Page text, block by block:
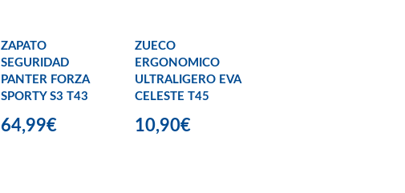
ZAPATO
SEGURIDAD
PANTER FORZA
SPORTY S3 T43
64,99€
ZUECO
ERGONOMICO
ULTRALIGERO EVA
CELESTE T45
10,90€